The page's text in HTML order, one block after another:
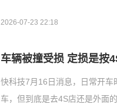
2026-07-23 22:18
车辆被撞受损 定损是按
快科技7月16日消息，日常开
车，但到底是去4S店还是外面